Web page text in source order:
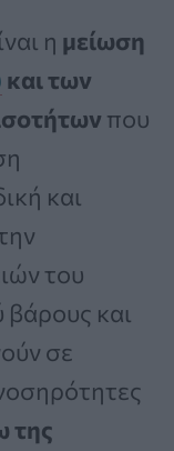
η μείωση
και των
που
και
του
και
σε
της